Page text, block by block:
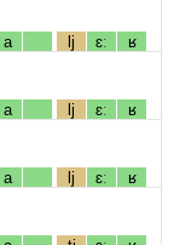
a lj ɛː ʁ
a lj ɛː ʁ
a lj ɛː ʁ